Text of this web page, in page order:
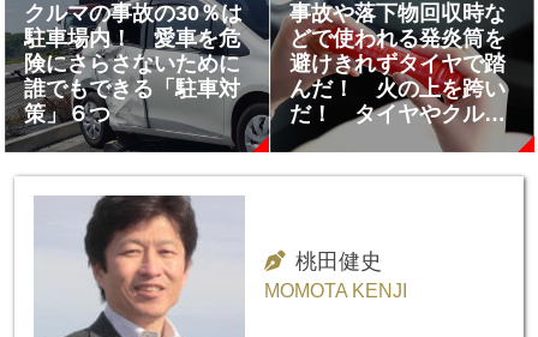
クルマの事故の30％は
駐車場内！ 愛車を危
険にさらさないために
誰でもできる「駐車対
策」６つ
事故や落下物回収時な
どで使われる発炎筒を
避けきれずタイヤで踏
んだ！ 火の上を跨い
だ！ タイヤやクルマ
はどうなる？
桃田健史
MOMOTA KENJI